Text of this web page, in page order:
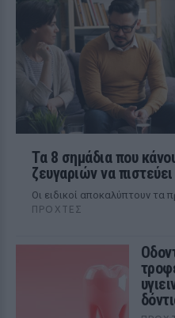
Τα 8 σημάδια που
ζευγαριών να
Οι ειδικοί αποκαλύπτουν τα
ΠΡΟΧΤΈΣ